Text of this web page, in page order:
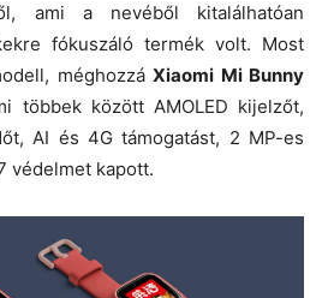
ami a nevéből kitalálhatóan
fókuszáló termék volt. Most
méghozzá Xiaomi Mi Bunny
többek között AMOLED kijelzőt,
AI és 4G támogatást, 2 MP-es
védelmet kapott.